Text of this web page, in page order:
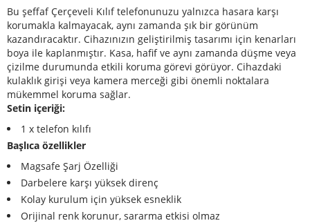
Bu şeffaf Çerçeveli Kılıf telefonunuzu yalnızca hasara karşı
korumakla kalmayacak, aynı zamanda şık bir görünüm
kazandıracaktır. Cihazınızın geliştirilmiş tasarımı için kenarları
boya ile kaplanmıştır. Kasa, hafif ve aynı zamanda düşme veya
çizilme durumunda etkili koruma görevi görüyor. Cihazdaki
kulaklık girişi veya kamera merceği gibi önemli noktalara
mükemmel koruma sağlar.
Setin içeriği:
1 x telefon kılıfı
Başlıca özellikler
Magsafe Şarj Özelliği
Darbelere karşı yüksek direnç
Kolay kurulum için yüksek esneklik
Orijinal renk korunur, sararma etkisi olmaz